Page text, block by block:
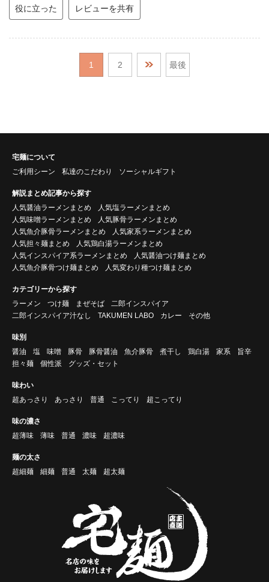
役に立った レビューを共有
1 2 最後
宅麺について
ご利用シーン
私達のこだわり ソーシャルギフト
解説まとめ記事から探す
人気醤油ラーメンまとめ
人気塩ラーメンまとめ
人気味噌ラーメンまとめ
人気豚骨ラーメンまとめ
人気魚介豚骨ラーメンまとめ
人気家系ラーメンまとめ
人気担々麺まとめ
人気鶏白湯ラーメンまとめ
人気インスパイア系ラーメンまとめ
人気醤油つけ麺まとめ
人気魚介豚骨つけ麺まとめ
人気変わり種つけ麺まとめ
カテゴリーから探す
ラーメン
つけ麺 まぜそば
二郎インスパイア
二郎インスパイア汁なし
TAKUMEN LABO カレー その他
味別
醤油
塩 味噌 豚骨 豚骨醤油 魚介豚骨 煮干し 鶏白湯 家系
旨辛
担々麺
個性派 グッズ・セット
味わい
超あっさり
あっさり 普通 こってり 超こってり
味の濃さ
超薄味
薄味 普通 濃味 超濃味
麺の太さ
超細麺
細麺 普通 太麺 超太麺